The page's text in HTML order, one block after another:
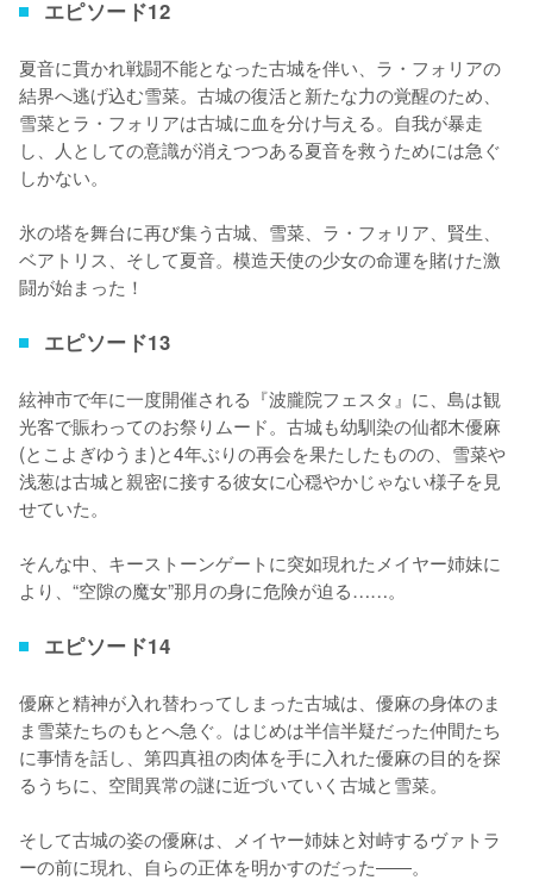
エピソード12
夏音に貫かれ戦闘不能となった古城を伴い、ラ・フォリアの
結界へ逃げ込む雪菜。古城の復活と新たな力の覚醒のため、
雪菜とラ・フォリアは古城に血を分け与える。自我が暴走
し、人としての意識が消えつつある夏音を救うためには急ぐ
しかない。
氷の塔を舞台に再び集う古城、雪菜、ラ・フォリア、賢生、
ベアトリス、そして夏音。模造天使の少女の命運を賭けた激
闘が始まった！
エピソード13
絃神市で年に一度開催される『波朧院フェスタ』に、島は観
光客で賑わってのお祭りムード。古城も幼馴染の仙都木優麻
(とこよぎゆうま)と4年ぶりの再会を果たしたものの、雪菜や
浅葱は古城と親密に接する彼女に心穏やかじゃない様子を見
せていた。
そんな中、キーストーンゲートに突如現れたメイヤー姉妹に
より、“空隙の魔女”那月の身に危険が迫る……。
エピソード14
優麻と精神が入れ替わってしまった古城は、優麻の身体のま
ま雪菜たちのもとへ急ぐ。はじめは半信半疑だった仲間たち
に事情を話し、第四真祖の肉体を手に入れた優麻の目的を探
るうちに、空間異常の謎に近づいていく古城と雪菜。
そして古城の姿の優麻は、メイヤー姉妹と対峙するヴァトラ
ーの前に現れ、自らの正体を明かすのだった――。